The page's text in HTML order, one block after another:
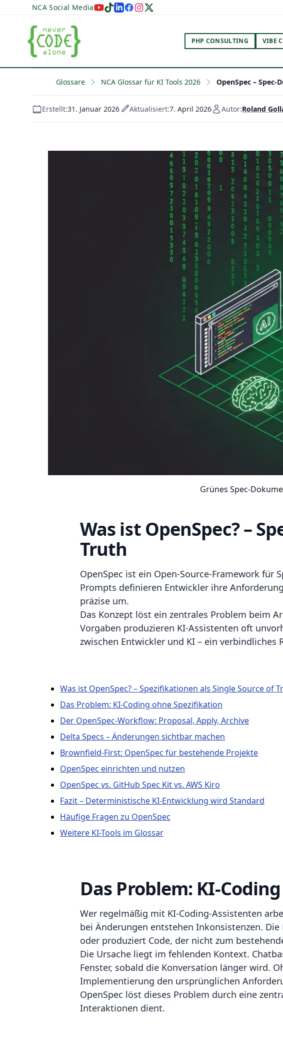
NCA Social Media
PHP CONSULTING VIBE
Glossare NCA Glossar für KI Tools 2026 OpenSpec –
Erstellt:31. Januar 2026 Aktualisiert:7. April 2026 Autor:Roland
Grünes Spec-
Was ist OpenSpec? –
Truth
OpenSpec ist ein Open-Source-Framework für
Prompts definieren Entwickler ihre
präzise um.
Das Konzept löst ein zentrales Problem beim
Vorgaben produzieren KI-Assistenten oft
zwischen Entwickler und KI – ein
Was ist OpenSpec? – Spezifikationen als Single Source of
Das Problem: KI-Coding ohne Spezifikation
Der OpenSpec-Workflow: Proposal, Apply, Archive
Delta Specs – Änderungen sichtbar machen
Brownfield-First: OpenSpec für bestehende Projekte
OpenSpec einrichten und nutzen
OpenSpec vs. GitHub Spec Kit vs. AWS Kiro
Fazit – Deterministische KI-Entwicklung wird Standard
Häufige Fragen zu OpenSpec
Weitere KI-Tools im Glossar
Das Problem: KI-
Wer regelmäßig mit KI-Coding-Assistenten
bei Änderungen entstehen Inkonsistenzen.
oder produziert Code, der nicht zum
Die Ursache liegt im fehlenden Kontext.
Fenster, sobald die Konversation länger wird.
Implementierung den ursprünglichen
OpenSpec löst dieses Problem durch eine
Interaktionen dient.